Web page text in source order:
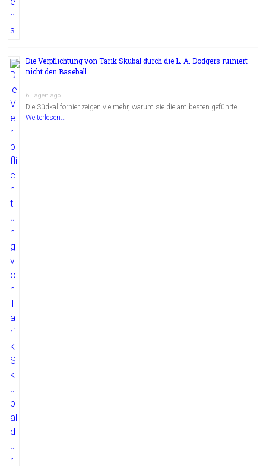
Die Verpflichtung von Tarik Skubal durch die L. A. Dodgers ruiniert
nicht den Baseball
6 Tagen ago
Die Südkalifornier zeigen vielmehr, warum sie die am besten geführte …
Weiterlesen...